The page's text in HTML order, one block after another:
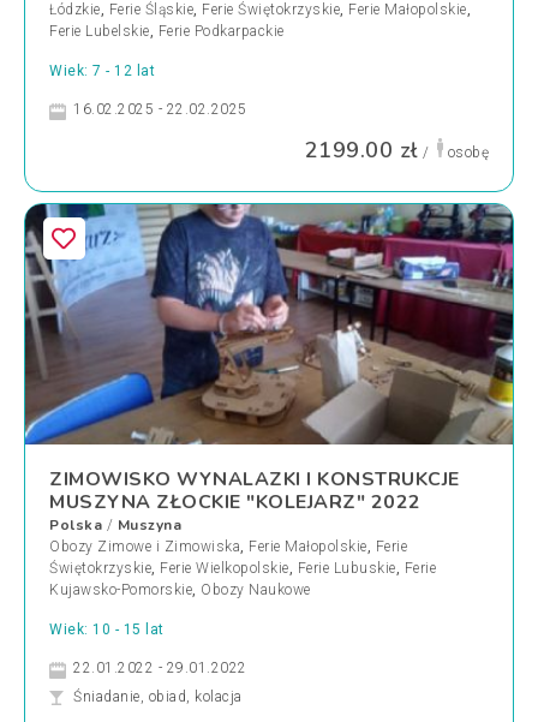
Łódzkie, Ferie Śląskie, Ferie Świętokrzyskie, Ferie Małopolskie,
Ferie Lubelskie, Ferie Podkarpackie
Wiek: 7 - 12 lat
16.02.2025 - 22.02.2025
2199.00 zł / osobę
ZIMOWISKO WYNALAZKI I KONSTRUKCJE
MUSZYNA ZŁOCKIE "KOLEJARZ" 2022
Polska / Muszyna
Obozy Zimowe i Zimowiska, Ferie Małopolskie, Ferie
Świętokrzyskie, Ferie Wielkopolskie, Ferie Lubuskie, Ferie
Kujawsko-Pomorskie, Obozy Naukowe
Wiek: 10 - 15 lat
22.01.2022 - 29.01.2022
Śniadanie, obiad, kolacja